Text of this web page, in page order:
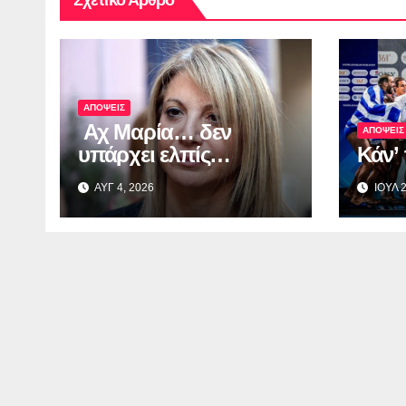
ΑΠΟΨΕΙΣ
Αχ Μαρία… δεν
υπάρχει ελπίς…
ΑΥΓ 4, 2026
ΑΠΟΨΕΙΣ
ΙΟΥΛ